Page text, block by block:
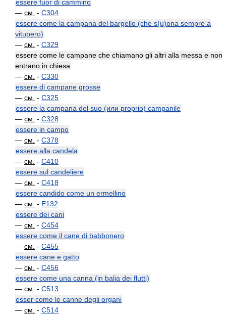
essere fuor di cammino
— см. - C304
essere come la campana del bargello (che s(u)ona sempre a
vitupero)
— см. - C329
essere come le campane che chiamano gli altri alla messa e non
entrano in chiesa
— см. - C330
essere di campane grosse
— см. - C325
essere la campana del suo (или proprio) campanile
— см. - C328
essere in campo
— см. - C378
essere alla candela
— см. - C410
essere sul candeliere
— см. - C418
essere candido come un ermellino
— см. - E132
essere dei cani
— см. - C454
essere come il cane di babbonero
— см. - C455
essere cane e gatto
— см. - C456
essere come una canna (in balia dei flutti)
— см. - C513
esser come le canne degli organi
— см. - C514